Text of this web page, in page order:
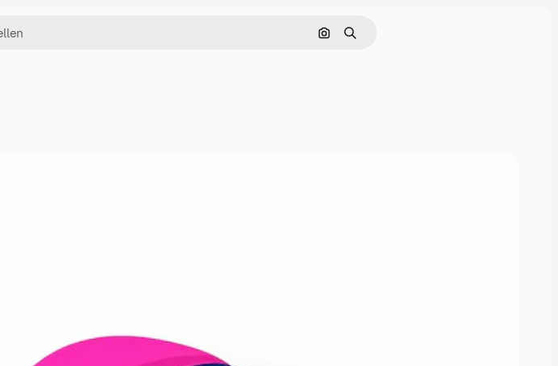
Nach Bild suchen
Suchen